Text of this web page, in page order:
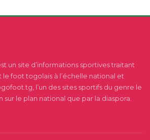
un site d’informations sportives traitant
foot togolais à l’échelle national et
l’un des sites sportifs du genre le
sur le plan national que par la diaspora.